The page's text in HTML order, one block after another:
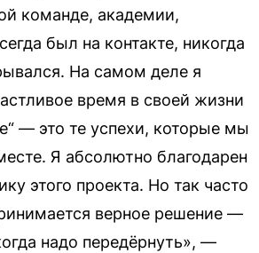
команде, академии,
был на контакте, никогда
На самом деле я
время в своей жизни
— это те успехи, которые мы
Я абсолютно благодарен
этого проекта. Но так часто
верное решение —
надо передёрнуть», —